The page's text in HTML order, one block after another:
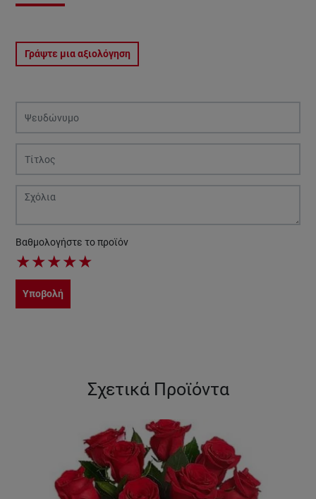
Γράψτε μια αξιολόγηση
Βαθμολογήστε το προϊόν
★★★★★
Υποβολή
Σχετικά Προϊόντα